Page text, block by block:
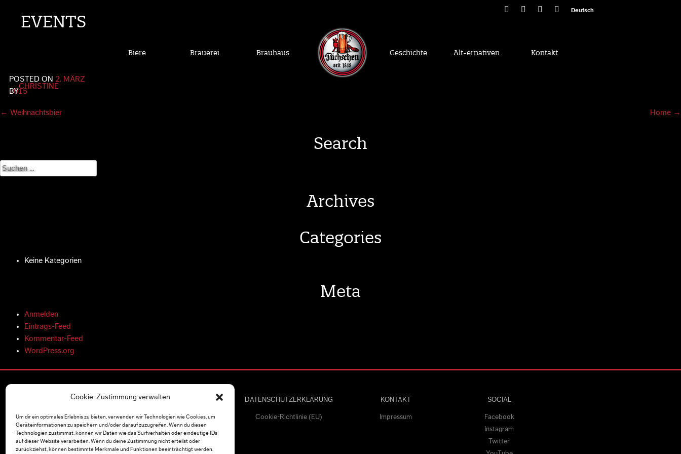
Cookie-Zustimmung verwalten
Um dir ein optimales Erlebnis zu bieten, verwenden wir Technologien wie Cookies, um
Geräteinformationen zu speichern und/oder darauf zuzugreifen. Wenn du diesen
Technologien zustimmst, können wir Daten wie das Surfverhalten oder eindeutige IDs
auf dieser Website verarbeiten. Wenn du deine Zustimmung nicht erteilst oder
zurückziehst, können bestimmte Merkmale und Funktionen beeinträchtigt werden.
Deutsch
Biere Brauerei Brauhaus Geschichte Alt-ernativen Kontakt
EVENTS
POSTED ON 2. MÄRZ
2015
BY
CHRISTINE
Post
← Weihnachtsbier Home →
Search
Suchen
nach:
Archives
Categories
Keine Kategorien
Meta
Anmelden
Eintrags-Feed
Kommentar-Feed
WordPress.org
ÜBER UNS
Vertrieb
Unternehmen
Presse & Medien
DATENSCHUTZERKLÄRUNG
Cookie-Richtlinie (EU)
KONTAKT
Impressum
SOCIAL
Facebook
Instagram
Twitter